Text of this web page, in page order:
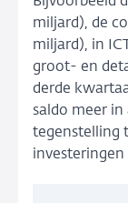
miljard), de
miljard), in
groot- en
derde
saldo meer in
tegenstelling
investeringen